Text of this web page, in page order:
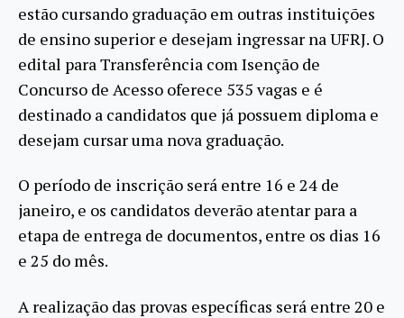
estão cursando graduação em outras instituições
de ensino superior e desejam ingressar na UFRJ. O
edital para Transferência com Isenção de
Concurso de Acesso oferece 535 vagas e é
destinado a candidatos que já possuem diploma e
desejam cursar uma nova graduação.
O período de inscrição será entre 16 e 24 de
janeiro, e os candidatos deverão atentar para a
etapa de entrega de documentos, entre os dias 16
e 25 do mês.
A realização das provas específicas será entre 20 e